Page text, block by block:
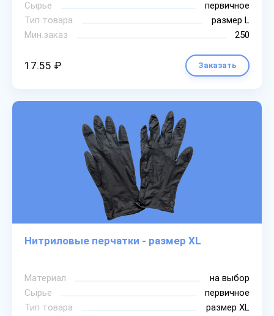
Сырье
первичное
Тип товара
размер L
Мин.заказ
250
17.55 ₽ Заказать
Нитриловые перчатки - размер XL
Материал
на выбор
Сырье
первичное
Тип товара
размер XL